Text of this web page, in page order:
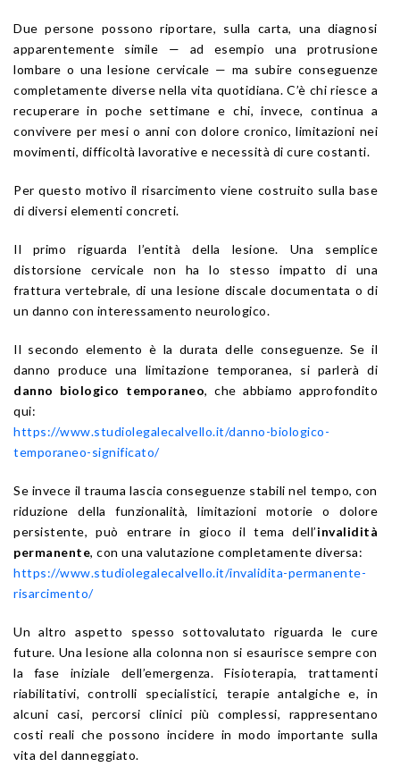
Due persone possono riportare, sulla carta, una diagnosi
apparentemente simile — ad esempio una protrusione
lombare o una lesione cervicale — ma subire conseguenze
completamente diverse nella vita quotidiana. C’è chi riesce a
recuperare in poche settimane e chi, invece, continua a
convivere per mesi o anni con dolore cronico, limitazioni nei
movimenti, difficoltà lavorative e necessità di cure costanti.
Per questo motivo il risarcimento viene costruito sulla base
di diversi elementi concreti.
Il primo riguarda l’entità della lesione. Una semplice
distorsione cervicale non ha lo stesso impatto di una
frattura vertebrale, di una lesione discale documentata o di
un danno con interessamento neurologico.
Il secondo elemento è la durata delle conseguenze. Se il
danno produce una limitazione temporanea, si parlerà di
danno biologico temporaneo, che abbiamo approfondito
qui:
https://www.studiolegalecalvello.it/danno-biologico-
temporaneo-significato/
Se invece il trauma lascia conseguenze stabili nel tempo, con
riduzione della funzionalità, limitazioni motorie o dolore
persistente, può entrare in gioco il tema dell’invalidità
permanente, con una valutazione completamente diversa:
https://www.studiolegalecalvello.it/invalidita-permanente-
risarcimento/
Un altro aspetto spesso sottovalutato riguarda le cure
future. Una lesione alla colonna non si esaurisce sempre con
la fase iniziale dell’emergenza. Fisioterapia, trattamenti
riabilitativi, controlli specialistici, terapie antalgiche e, in
alcuni casi, percorsi clinici più complessi, rappresentano
costi reali che possono incidere in modo importante sulla
vita del danneggiato.